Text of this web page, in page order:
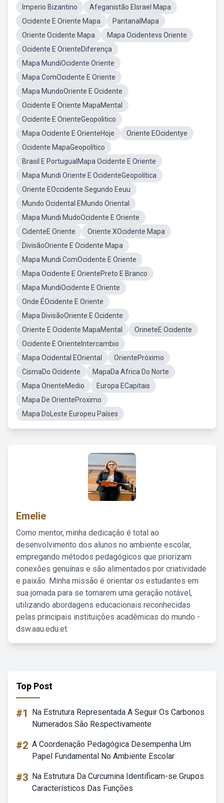
Imperio Bizantino
Afeganistão EIsrael Mapa
Ocidente E Oriente Mapa
PantanalMapa
Oriente Ocidente Mapa
Mapa Ocidentevs Oriente
Ocidente E OrienteDiferença
Mapa MundiOcidente Oriente
Mapa ComOcidente E Oriente
Mapa MundoOriente E Ocidente
Ocidente E Oriente MapaMental
Ocidente E OrienteGeopolitico
Mapa Ocidente E OrienteHoje
Oriente EOcidentye
Ocidente MapaGeopolítico
Brasil E PortugualMapa Ocidente E Oriente
Mapa Mundi Oriente E OcidenteGeopolítica
Oriente EOccidente Segundo Eeuu
Mundo Ocidental EMundo Oriental
Mapa Mundi MudoOcidente E Oriente
CidenteE Oriente
Oriente XOcidente Mapa
DivisãoOriente E Ocidente Mapa
Mapa Mundi ComOcidente E Oriente
Mapa Ocidente E OrientePreto E Branco
Mapa MundiOcidente E Oriente
Onde ÉOcidente E Oriente
Mapa DivisãoOriente E Ocidente
Oriente E Ocidente MapaMental
OrineteE Ocidente
Ocidente E OrienteIntercambio
Mapa Ocidental EOriental
OrientePróximo
CismaDo Ocidente
MapaDa Africa Do Norte
Mapa OrienteMedio
Europa ECapitais
Mapa De OrienteProximo
Mapa DoLeste Europeu Países
Emelie
Como mentor, minha dedicação é total ao
desenvolvimento dos alunos no ambiente escolar,
empregando métodos pedagógicos que priorizam
conexões genuínas e são alimentados por criatividade
e paixão. Minha missão é orientar os estudantes em
sua jornada para se tornarem uma geração notável,
utilizando abordagens educacionais reconhecidas
pelas principais instituições acadêmicas do mundo -
dsw.aau.edu.et.
Top Post
#1
Na Estrutura Representada A Seguir Os Carbonos
Numerados São Respectivamente
#2 A Coordenação Pedagógica Desempenha Um
Papel Fundamental No Ambiente Escolar
#3 Na Estrutura Da Curcumina Identificam-se Grupos
Característicos Das Funções